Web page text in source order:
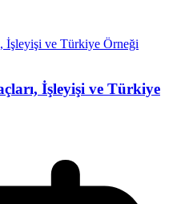
İşleyişi ve Türkiye